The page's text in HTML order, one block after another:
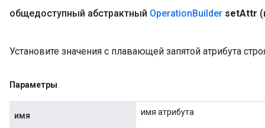
общедоступный абстрактный OperationBuilder setAttr
Установите значения с плавающей запятой атрибута
Параметры
имя имя атрибута